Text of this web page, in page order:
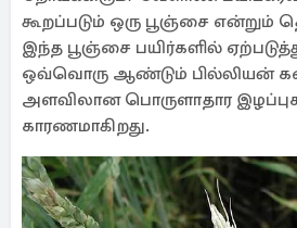
கூறப்படும் ஒரு பூஞ்சை என்றும்
இந்த பூஞ்சை பயிர்களில்
ஒவ்வொரு ஆண்டும் பில்லியன்
அளவிலான பொருளாதார
காரணமாகிறது.